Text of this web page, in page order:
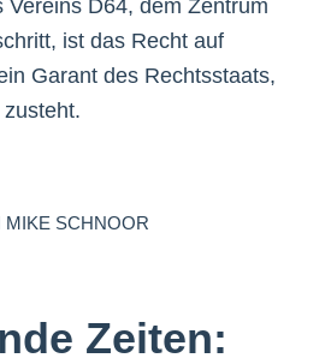
Vereins D64, dem Zentrum
ist das Recht auf
Garant des Rechtsstaats,
MIKE SCHNOOR
Zeiten: